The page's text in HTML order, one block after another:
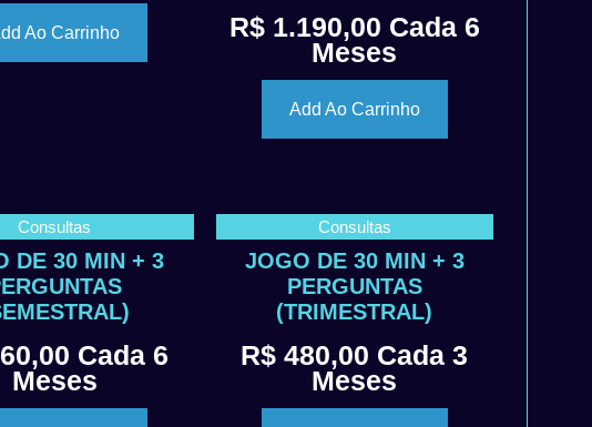
Ao Carrinho R$1.190,00 Cada 6
Meses
Add Ao Carrinho
Consultas
DE 30 MIN + 3
Cada 6
Meses
Consultas
JOGO DE 30 MIN + 3
PERGUNTAS
(TRIMESTRAL)
R$ 480,00 Cada 3
Meses